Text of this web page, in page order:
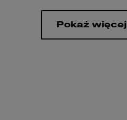
Pokaż więcej